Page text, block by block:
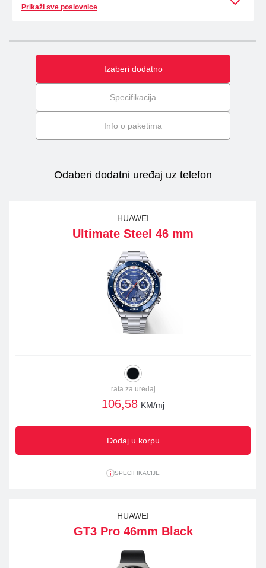
Prikaži sve poslovnice
Izaberi dodatno
Specifikacija
Info o paketima
Odaberi dodatni uređaj uz telefon
HUAWEI
Ultimate Steel 46 mm
rata za uređaj
106,58 KM/mj
Dodaj u korpu
SPECIFIKACIJE
HUAWEI
GT3 Pro 46mm Black